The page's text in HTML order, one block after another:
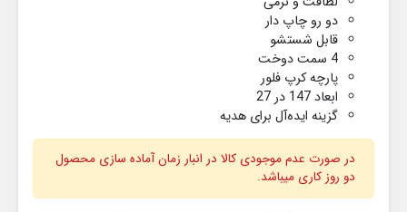
دو رو چاپ دار
قابل شستشو
4 سمت دوخت
پارچه کرپ فلور
ابعاد 147 در 27
گزینه ایده‌آل برای هدیه
در صورت عدم موجودی کالا در انبار زمان آماده سازی محصول
دو روز کاری میباشد.